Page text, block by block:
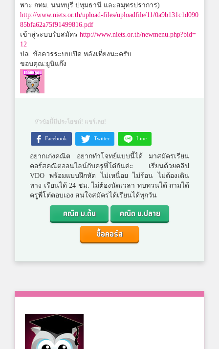
พาะ กทม. นนทบุรี ปทุมธานี และสมุทรปราการ)
http://www.niets.or.th/upload-files/uploadfile/11/0a9b131c1d090
85bfa62a75f91499816.pdf
เข้าสู่ระบบรับสมัคร http://www.niets.or.th/newmenu.php?bid=
12
ปล. ข้อควรระบบเปิด หลังเที่ยงนะครับ
ขอบคุณ:ยูนิแก๊ง
หัวข้อนี้มีประโยชน์! แชร์เลย!
Facebook Twitter Line
อยากเก่งคณิต อยากทำโจทย์แบบนี้ได้ มาสมัครเรียน
คอร์สคณิตออนไลน์กับครูพี่โต๋กันค่ะ เรียนด้วยคลิป
VDO พร้อมแบบฝึกหัด ไม่เหนื่อย ไม่ร้อน ไม่ต้องเดิน
ทาง เรียนได้ 24 ชม. ไม่ต้องนัดเวลา ทบทวนได้ ถามได้
ครูพี่โต๋ตอบเอง สนใจสมัครได้เรียนได้ทุกวัน
คณิต ม.ต้น
คณิต ม.ปลาย
ซื้อคอร์ส